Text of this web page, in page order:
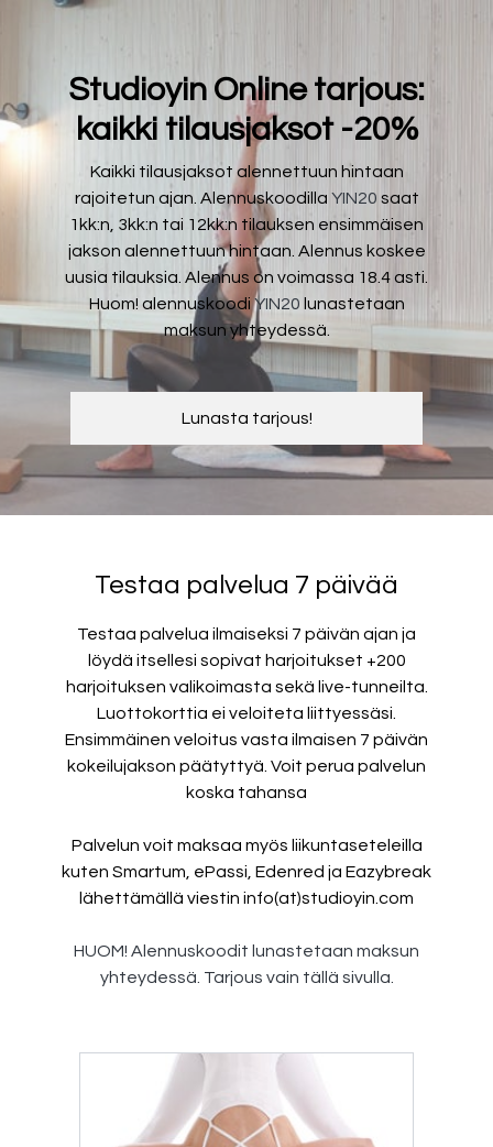
Studioyin Online tarjous:
kaikki tilausjaksot -20%
Kaikki tilausjaksot alennettuun hintaan
rajoitetun ajan. Alennuskoodilla YIN20 saat
1kk:n, 3kk:n tai 12kk:n tilauksen ensimmäisen
jakson alennettuun hintaan. Alennus koskee
uusia tilauksia. Alennus on voimassa 18.4 asti.
Huom! alennuskoodiYIN20 lunastetaan
maksun yhteydessä.
Lunasta tarjous!
Testaa palvelua 7 päivää
Testaa palvelua ilmaiseksi 7 päivän ajan ja
löydä itsellesi sopivat harjoitukset +200
harjoituksen valikoimasta sekä live-tunneilta.
Luottokorttia ei veloiteta liittyessäsi.
Ensimmäinen veloitus vasta ilmaisen 7 päivän
kokeilujakson päätyttyä. Voit perua palvelun
koska tahansa
Palvelun voit maksaa myös liikuntaseteleilla
kuten Smartum, ePassi, Edenred ja Eazybreak
lähettämällä viestin info(at)studioyin.com
HUOM! Alennuskoodit lunastetaan maksun
yhteydessä. Tarjous vain tällä sivulla.